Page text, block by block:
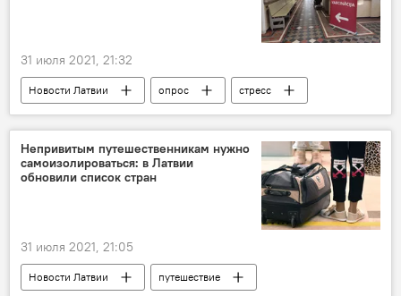
31 июля 2021, 21:32
Новости Латвии опрос
стресс
коронавирус
Непривитым путешественникам нужно
самоизолироваться: в Латвии
обновили список стран
31 июля 2021, 21:05
Новости Латвии
путешествие